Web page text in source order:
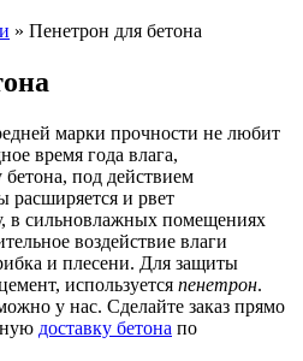
» Пенетрон для бетона
марки прочности не любит
время года влага,
бетона, под действием
расширяется и рвет
в сильновлажных помещениях
воздействие влаги
и плесени. Для защиты
используется пенетрон.
у нас. Сделайте заказ прямо
доставку бетона по